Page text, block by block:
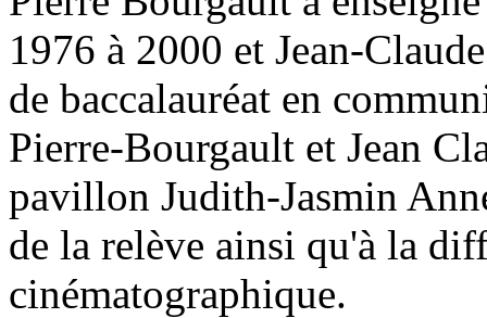
1976 à 2000 et Jean-
de baccalauréat en
Pierre-Bourgault et Jean
pavillon Judith-Jasmin
de la relève ainsi qu'à la
cinématographique.